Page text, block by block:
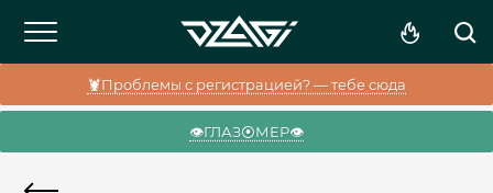
🦞Проблемы с регистрацией? — тебе сюда
👁️ГЛАЗ⦿МЕР👁️